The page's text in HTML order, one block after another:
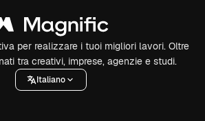
per realizzare i tuoi migliori lavori. Oltre
tra creativi, imprese, agenzie e studi.
Italiano